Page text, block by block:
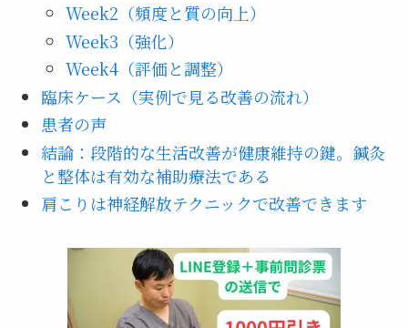
Week2（頻度と質の向上）
Week3（強化）
Week4（評価と調整）
臨床ケース（実例で見る改善の流れ）
患者の声
結論：段階的な生活改善が健康維持の鍵。鍼灸
と整体は有効な補助療法である
肩こりは神経解放テクニックで改善できます